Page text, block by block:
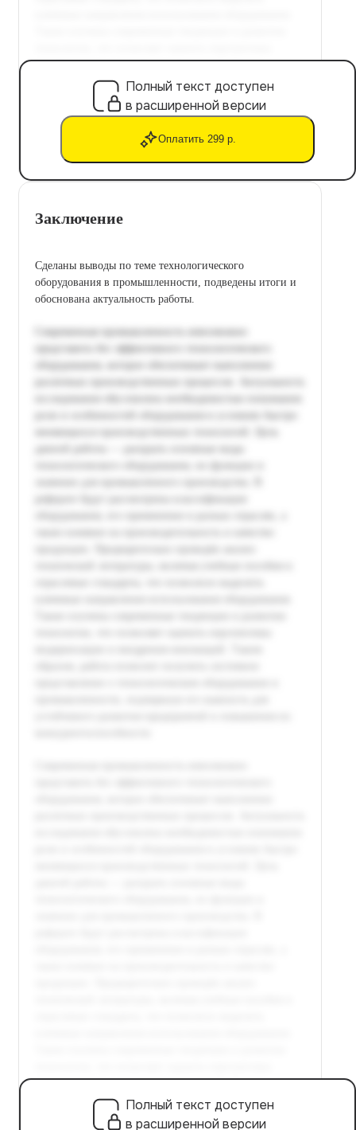
Полный текст доступен
в расширенной версии
Оплатить 299 р.
Заключение
Сделаны выводы по теме технологического
оборудования в промышленности, подведены итоги и
обоснована актуальность работы.
Полный текст доступен
в расширенной версии